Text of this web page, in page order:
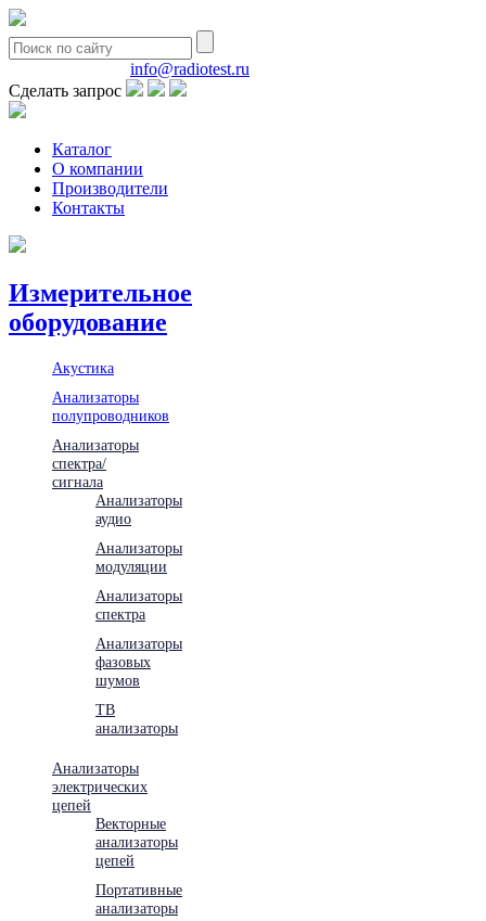
info@radiotest.ru
Сделать запрос
Каталог
О компании
Производители
Контакты
Измерительное
оборудование
Акустика
Анализаторы
полупроводников
Анализаторы
спектра/
сигнала
Анализаторы
аудио
Анализаторы
модуляции
Анализаторы
спектра
Анализаторы
фазовых
шумов
ТВ
анализаторы
Анализаторы
электрических
цепей
Векторные
анализаторы
цепей
Портативные
анализаторы